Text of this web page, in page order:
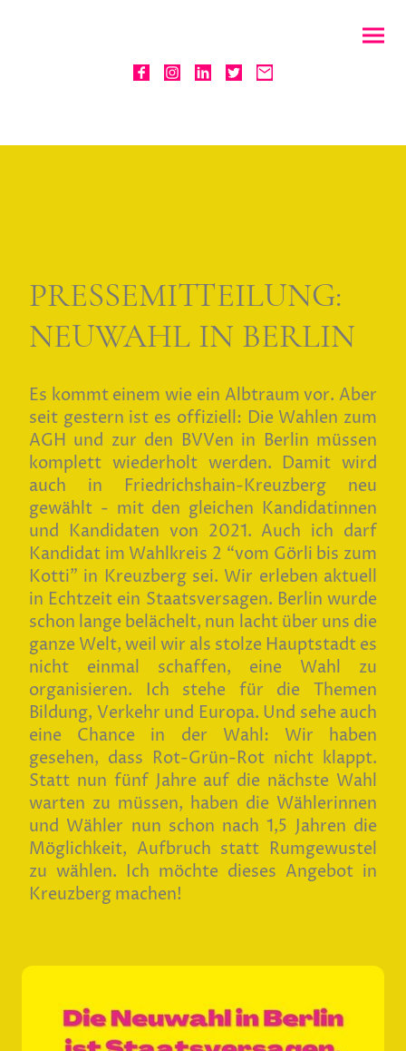
PRESSEMITTEILUNG:
NEUWAHL IN BERLIN
Es kommt einem wie ein Albtraum vor. Aber
seit gestern ist es offiziell: Die Wahlen zum
AGH und zur den BVVen in Berlin müssen
komplett wiederholt werden. Damit wird
auch in Friedrichshain-Kreuzberg neu
gewählt - mit den gleichen Kandidatinnen
und Kandidaten von 2021. Auch ich darf
Kandidat im Wahlkreis 2 “vom Görli bis zum
Kotti” in Kreuzberg sei. Wir erleben aktuell
in Echtzeit ein Staatsversagen. Berlin wurde
schon lange belächelt, nun lacht über uns die
ganze Welt, weil wir als stolze Hauptstadt es
nicht einmal schaffen, eine Wahl zu
organisieren. Ich stehe für die Themen
Bildung, Verkehr und Europa. Und sehe auch
eine Chance in der Wahl: Wir haben
gesehen, dass Rot-Grün-Rot nicht klappt.
Statt nun fünf Jahre auf die nächste Wahl
warten zu müssen, haben die Wählerinnen
und Wähler nun schon nach 1,5 Jahren die
Möglichkeit, Aufbruch statt Rumgewustel
zu wählen. Ich möchte dieses Angebot in
Kreuzberg machen!